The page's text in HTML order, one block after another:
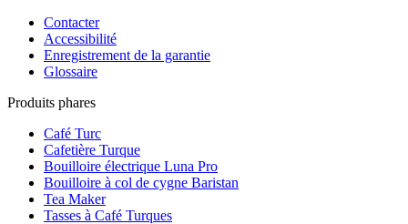
Contacter
Accessibilité
Enregistrement de la garantie
Glossaire
Produits phares
Café Turc
Cafetière Turque
Bouilloire électrique Luna Pro
Bouilloire à col de cygne Baristan
Tea Maker
Tasses à Café Turques